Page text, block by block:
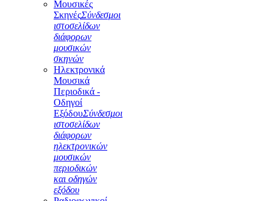
Μουσικές
ΣκηνέςΣύνδεσμοι
ιστοσελίδων
διάφορων
μουσικών
σκηνών
Ηλεκτρονικά
Μουσικά
Περιοδικά -
Οδηγοί
ΕξόδουΣύνδεσμοι
ιστοσελίδων
διάφορων
ηλεκτρονικών
μουσικών
περιοδικών
και οδηγών
εξόδου